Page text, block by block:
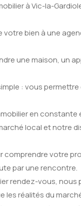
à Vic-la-
votre bien à une
une maison, un
: vous
en
local et notre
comprendre votre
par une rencontre.
rendez-vous,
les réalités du